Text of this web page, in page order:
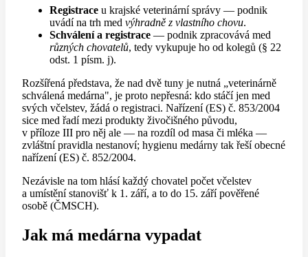
Registrace u krajské veterinární správy — podnik
uvádí na trh med výhradně z vlastního chovu.
Schválení a registrace — podnik zpracovává med
různých chovatelů, tedy vykupuje ho od kolegů (§ 22
odst. 1 písm. j).
Rozšířená představa, že nad dvě tuny je nutná „veterinárně
schválená medárna", je proto nepřesná: kdo stáčí jen med
svých včelstev, žádá o registraci. Nařízení (ES) č. 853/2004
sice med řadí mezi produkty živočišného původu,
v příloze III pro něj ale — na rozdíl od masa či mléka —
zvláštní pravidla nestanoví; hygienu medárny tak řeší obecné
nařízení (ES) č. 852/2004.
Nezávisle na tom hlásí každý chovatel počet včelstev
a umístění stanovišť k 1. září, a to do 15. září pověřené
osobě (ČMSCH).
Jak má medárna vypadat